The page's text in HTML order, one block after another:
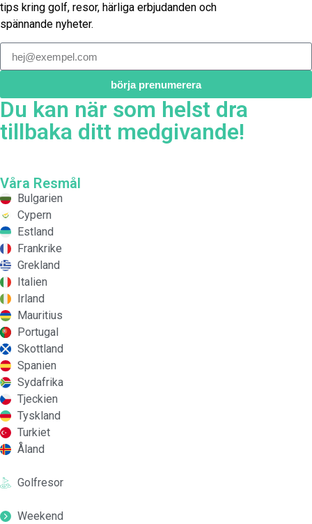
tips kring golf, resor, härliga erbjudanden och
spännande nyheter.
börja prenumerera
Du kan när som helst dra
tillbaka ditt medgivande!
Våra Resmål
Bulgarien
Cypern
Estland
Frankrike
Grekland
Italien
Irland
Mauritius
Portugal
Skottland
Spanien
Sydafrika
Tjeckien
Tyskland
Turkiet
Åland
Golfresor
Weekend